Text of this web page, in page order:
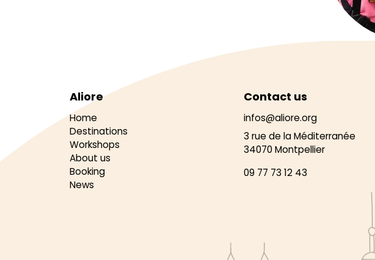
Aliore
Home
Destinations
Workshops
About us
Booking
News
Contact us
infos@aliore.org
3 rue de la Méditerranée
34070 Montpellier
09 77 73 12 43